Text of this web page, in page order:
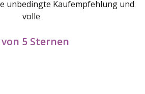
unbedingte Kaufempfehlung und
volle
von 5 Sternen